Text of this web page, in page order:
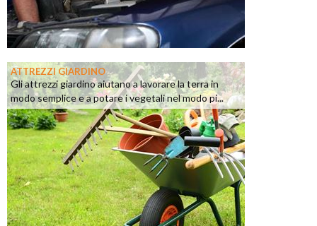
ATTREZZI GIARDINO
Gli attrezzi giardino aiutano a lavorare la terra in
modo semplice e a potare i vegetali nel modo pi...